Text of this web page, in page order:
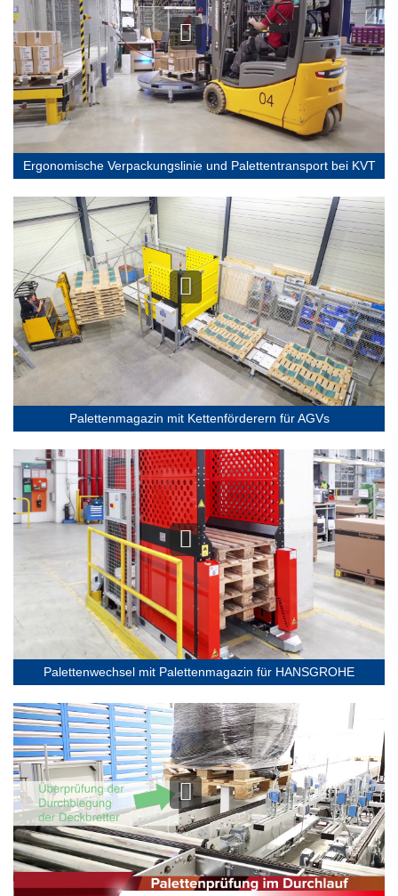
Ergonomische Verpackungslinie und Palettentransport bei KVT
Palettenmagazin mit Kettenförderern für AGVs
Palettenwechsel mit Palettenmagazin für HANSGROHE